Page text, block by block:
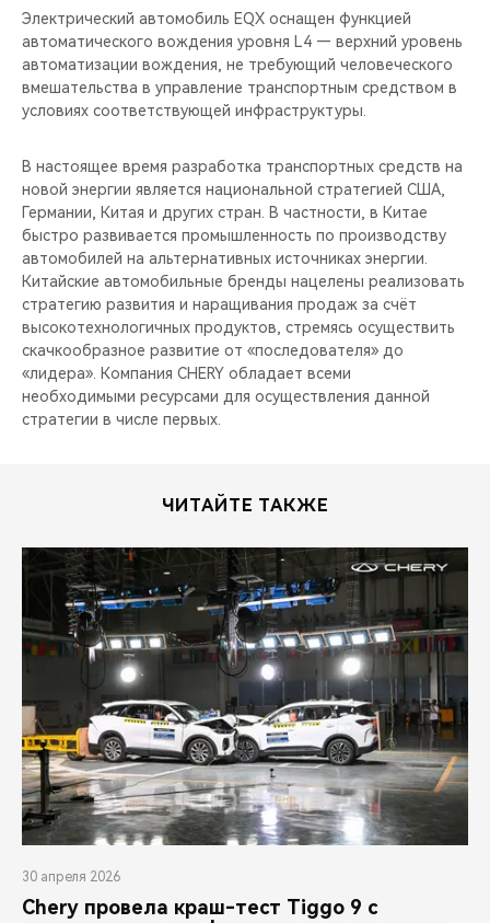
Электрический автомобиль EQX оснащен функцией
автоматического вождения уровня L4 — верхний уровень
автоматизации вождения, не требующий человеческого
вмешательства в управление транспортным средством в
условиях соответствующей инфраструктуры.
В настоящее время разработка транспортных средств на
новой энергии является национальной стратегией США,
Германии, Китая и других стран. В частности, в Китае
быстро развивается промышленность по производству
автомобилей на альтернативных источниках энергии.
Китайские автомобильные бренды нацелены реализовать
стратегию развития и наращивания продаж за счёт
высокотехнологичных продуктов, стремясь осуществить
скачкообразное развитие от «последователя» до
«лидера». Компания CHERY обладает всеми
необходимыми ресурсами для осуществления данной
стратегии в числе первых.
ЧИТАЙТЕ ТАКЖЕ
30 апреля 2026
Chery провела краш-тест Tiggo 9 с